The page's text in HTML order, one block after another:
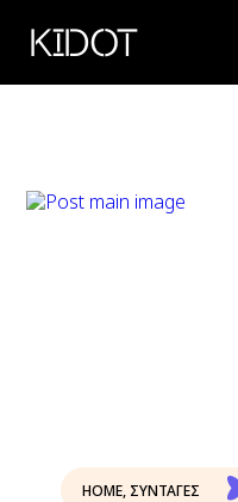
KIDOT
HOME, ΣΥΝΤΑΓΕΣ